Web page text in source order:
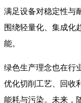
满足设备对稳定性与
围绕轻量化、集成化
能。
绿色生产理念也在行
优化切削工艺、回收
能耗与污染。未来，